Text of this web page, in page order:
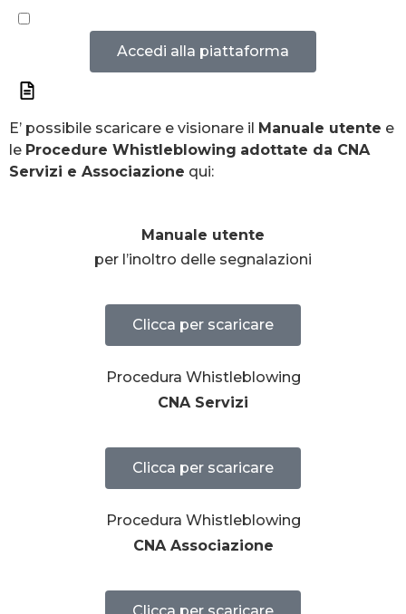
Accedi alla piattaforma
E’ possibile scaricare e visionare il Manuale utente e
le Procedure Whistleblowing adottate da CNA
Servizi e Associazione qui:
Manuale utente
per l’inoltro delle segnalazioni
Clicca per scaricare
Procedura Whistleblowing
CNA Servizi
Clicca per scaricare
Procedura Whistleblowing
CNA Associazione